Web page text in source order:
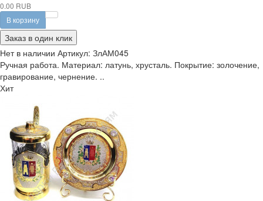
0.00 RUB
В корзину
Заказ в один клик
Нет в наличии Артикул: ЗлАМ045
Ручная работа. Материал: латунь, хрусталь. Покрытие: золочение,
гравирование, чернение. ..
Хит